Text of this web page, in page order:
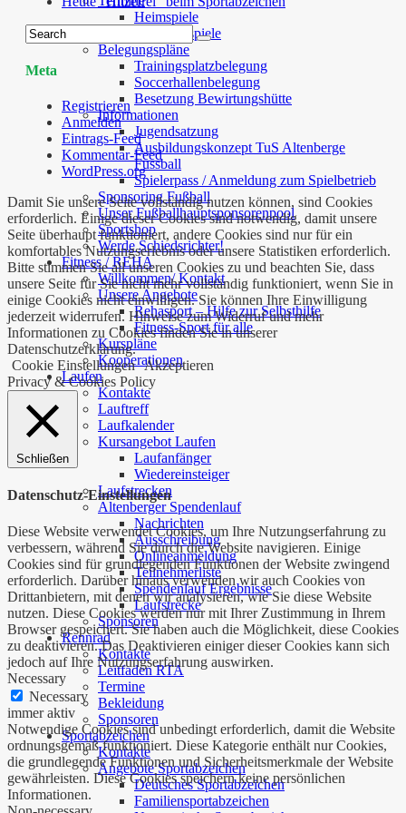
Heimspiele
Auswärtsspiele
Belegungspläne
Trainingsplatzbelegung
Soccerhallenbelegung
Besetzung Bewirtungshütte
Informationen
Jugendsatzung
Ausbildungskonzept TuS Altenberge
Fussball
Spielerpass / Anmeldung zum Spielbetrieb
Sponsoring Fußball
Unser Fußballhauptsponsorenpool
Sportshop
Werde Schiedsrichter!
Fitness / REHA
Willkommen/ Kontakt
Unsere Angebote
Rehasport – Hilfe zur Selbsthilfe
Fitness-Sport für alle
Kurspläne
Kooperationen
Laufen
Kontakte
Lauftreff
Laufkalender
Kursangebot Laufen
Laufanfänger
Wiedereinsteiger
Laufstrecken
Altenberger Spendenlauf
Nachrichten
Ausschreibung
Onlineanmeldung
Teilnehmerliste
Spendenlauf Ergebnisse
Laufstrecke
Sponsoren
Rennrad
Kontakte
Leitfaden RTA
Termine
Bekleidung
Sponsoren
Sportabzeichen
Kontakte
Angebote Sportabzeichen
Deutsches Sportabzeichen
Familiensportabzeichen
Meta
Registrieren
Anmelden
Eintrags-Feed
Kommentar-Feed
WordPress.org
Damit Sie unsere Seite vollständig nutzen können, sind Cookies
erforderlich. Einige dieser Cookies sind notwendig, damit unsere
Seite überhaupt funktioniert, andere Cookies sind nur für ein
komfortables Nutzungserlebnis oder unsere Statistiken erforderlich.
Bitte stimmen Sie all unseren Cookies zu und beachten Sie, dass
unsere Seite für Sie nicht mehr vollständig funktioniert, wenn Sie in
einige Cookies nicht einwilligen. Sie können Ihre Einwilligung
jederzeit widerrufen. Hinweise zum Widerruf und mehr
Informationen zu Cookies finden Sie in unserer
Datenschutzerklärung.
Cookie Einstellungen Akzeptieren
Privacy & Cookies Policy
Schließen
Datenschutz-Einstellungen
Diese Website verwendet Cookies, um Ihre Nutzungserfahrung zu
verbessern, während Sie durch die Website navigieren. Einige
Cookies sind für grundlegenden Funktionen der Website zwingend
erforderlich. Darüber hinaus verwenden wir auch Cookies von
Drittanbietern, mit denen wir analysieren, wie Sie diese Website
nutzen. Diese Cookies werden nur mit Ihrer Zustimmung in Ihrem
Browser gespeichert. Sie haben auch die Möglichkeit, diese Cookies
zu deaktivieren. Das Deaktivieren einiger dieser Cookies kann sich
jedoch auf Ihre Nutzungserfahrung auswirken.
Necessary
Necessary
immer aktiv
Notwendige Cookies sind unbedingt erforderlich, damit die Website
ordnungsgemäß funktioniert. Diese Kategorie enthält nur Cookies,
die grundlegende Funktionen und Sicherheitsmerkmale der Website
gewährleisten. Diese Cookies speichern keine persönlichen
Informationen.